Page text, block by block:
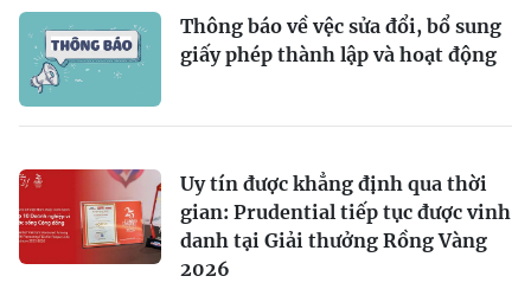
Thông báo về vệc sửa đổi, bổ sung
giấy phép thành lập và hoạt động
Uy tín được khẳng định qua thời
gian: Prudential tiếp tục được vinh
danh tại Giải thưởng Rồng Vàng
2026